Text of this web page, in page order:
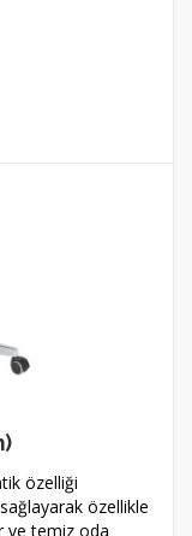
özelliği
özellikle
ve temiz oda